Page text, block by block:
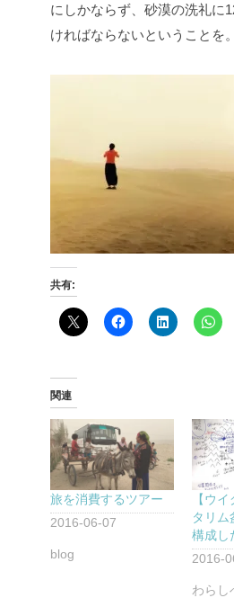
にしかならず、砂漠の洗礼に
ければならないということを。
共有:
関連
旅を消費するツアー
2016-06-07
blog
【ウ
タリム
構成し
2016-
わらし